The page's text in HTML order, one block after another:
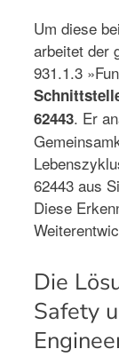
Um diese
arbeitet der
931.1.3
62443. Er
62443 aus
Diese
Die
Safety